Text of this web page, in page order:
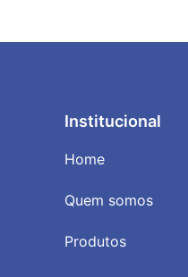
Institucional
Home
Quem somos
Produtos